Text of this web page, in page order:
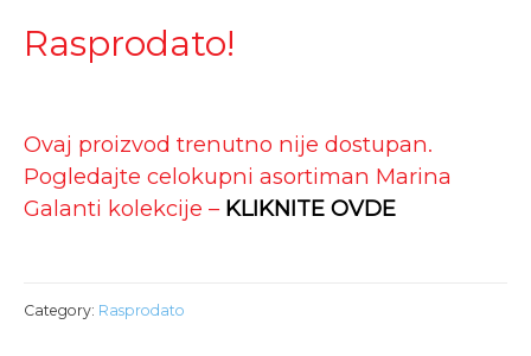
Rasprodato!
Ovaj proizvod trenutno nije dostupan.
Pogledajte celokupni asortiman Marina
Galanti kolekcije – KLIKNITE OVDE
Category: Rasprodato